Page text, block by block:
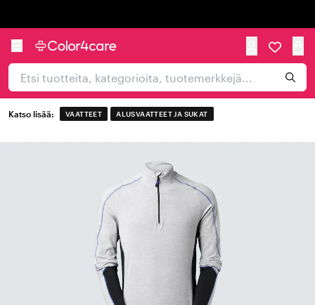
Katso lisää: VAATTEET ALUSVAATTEET JA SUKAT